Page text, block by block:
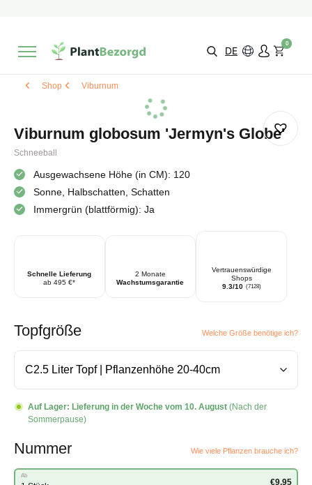
Wähle selbst
DE
0
Shop Viburnum
Viburnum globosum 'Jermyn's Globe'
Schneeball
Ausgewachsene Höhe (in CM): 120
Sonne, Halbschatten, Schatten
Immergrün (blattförmig): Ja
Schnelle Lieferung
ab 495 €*
2 Monate
Wachstumsgarantie
Vertrauenswürdige
Shops
9.3/10 (7128)
Topfgröße Welche Größe benötige ich?
Auf Lager: Lieferung in der Woche vom 10. August (Nach der
Sommerpause)
Nummer Wie viele Pflanzen brauche ich?
Ab
€9,95